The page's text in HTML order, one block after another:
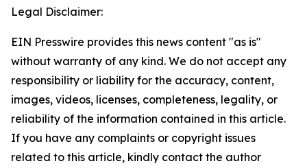
Legal Disclaimer:
EIN Presswire provides this news content "as is"
without warranty of any kind. We do not accept any
responsibility or liability for the accuracy, content,
images, videos, licenses, completeness, legality, or
reliability of the information contained in this article.
If you have any complaints or copyright issues
related to this article, kindly contact the author